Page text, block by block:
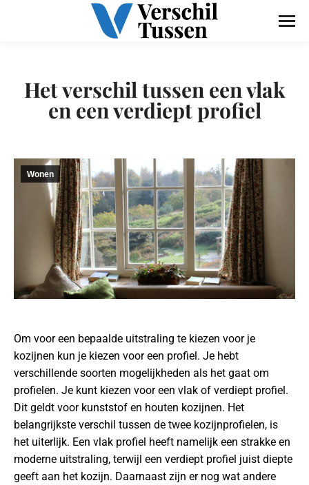
Het verschil tussen een vlak
en een verdiept profiel
Wonen
Om voor een bepaalde uitstraling te kiezen voor je
kozijnen kun je kiezen voor een profiel. Je hebt
verschillende soorten mogelijkheden als het gaat om
profielen. Je kunt kiezen voor een vlak of verdiept profiel.
Dit geldt voor kunststof en houten kozijnen. Het
belangrijkste verschil tussen de twee kozijnprofielen, is
het uiterlijk. Een vlak profiel heeft namelijk een strakke en
moderne uitstraling, terwijl een verdiept profiel juist diepte
geeft aan het kozijn. Daarnaast zijn er nog wat andere